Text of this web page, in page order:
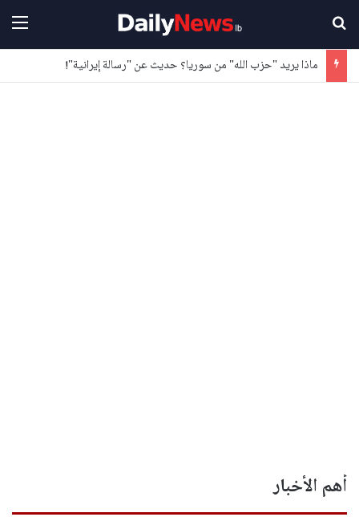
ماذا يريد "حزب الله" من سوريا؟ حديث عن "رسالة إيرانية"!
أهم الأخبار